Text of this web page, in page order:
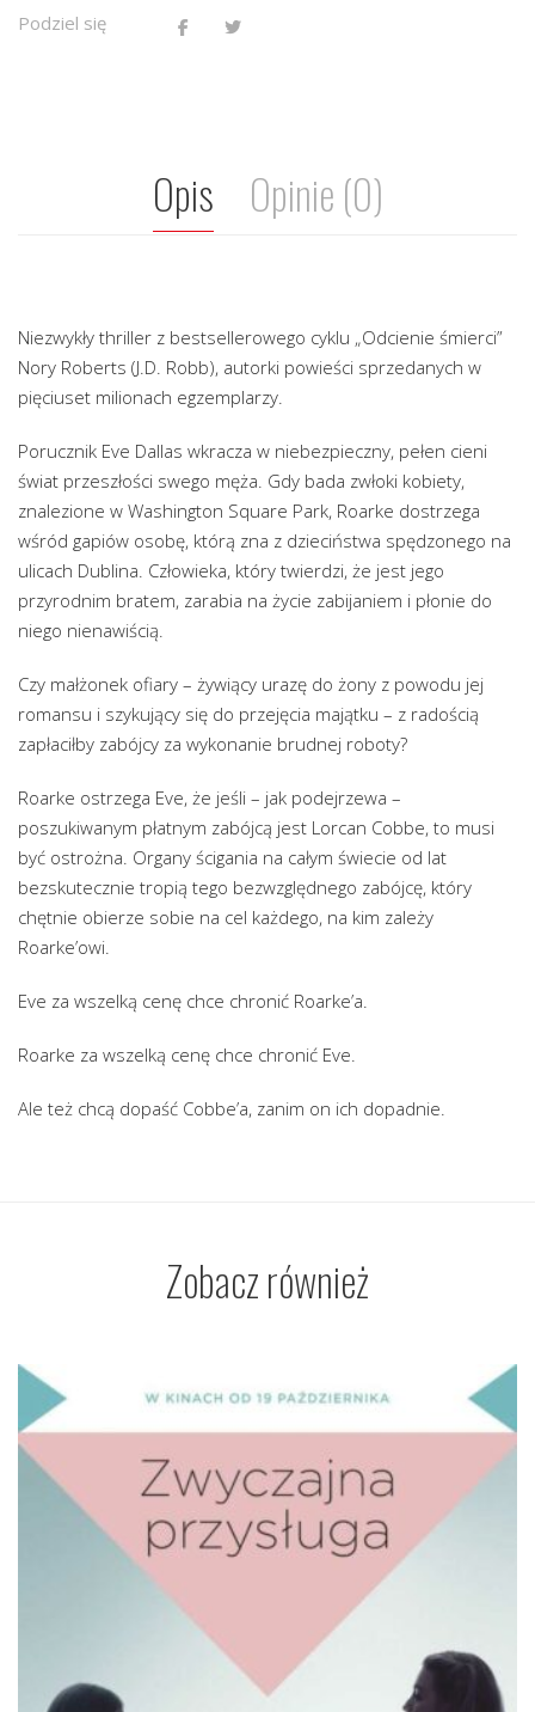
Podziel się
Opis Opinie (0)
Niezwykły thriller z bestsellerowego cyklu „Odcienie śmierci”
Nory Roberts (J.D. Robb), autorki powieści sprzedanych w
pięciuset milionach egzemplarzy.
Porucznik Eve Dallas wkracza w niebezpieczny, pełen cieni
świat przeszłości swego męża. Gdy bada zwłoki kobiety,
znalezione w Washington Square Park, Roarke dostrzega
wśród gapiów osobę, którą zna z dzieciństwa spędzonego na
ulicach Dublina. Człowieka, który twierdzi, że jest jego
przyrodnim bratem, zarabia na życie zabijaniem i płonie do
niego nienawiścią.
Czy małżonek ofiary – żywiący urazę do żony z powodu jej
romansu i szykujący się do przejęcia majątku – z radością
zapłaciłby zabójcy za wykonanie brudnej roboty?
Roarke ostrzega Eve, że jeśli – jak podejrzewa –
poszukiwanym płatnym zabójcą jest Lorcan Cobbe, to musi
być ostrożna. Organy ścigania na całym świecie od lat
bezskutecznie tropią tego bezwzględnego zabójcę, który
chętnie obierze sobie na cel każdego, na kim zależy
Roarke’owi.
Eve za wszelką cenę chce chronić Roarke’a.
Roarke za wszelką cenę chce chronić Eve.
Ale też chcą dopaść Cobbe’a, zanim on ich dopadnie.
Zobacz również